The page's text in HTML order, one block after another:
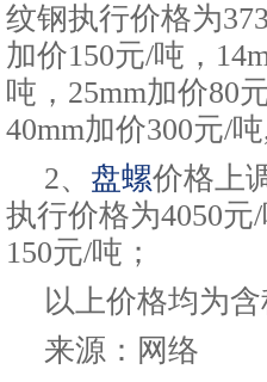
纹钢执行价格为
加价150元/吨，
吨，25mm加价80
40mm加价300元/
2、 盘螺价格上
执行价格为4050元
150元/吨；
以上价格均为含
来源：网络